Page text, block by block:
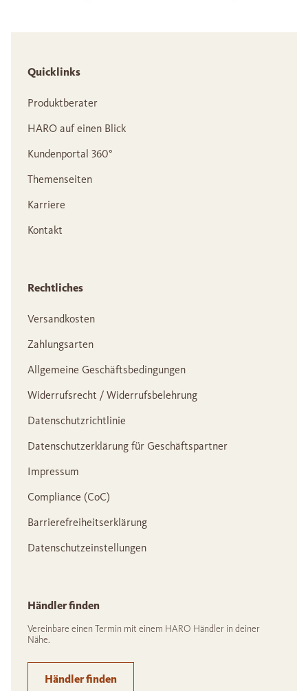
Quicklinks
Produktberater
HARO auf einen Blick
Kundenportal 360°
Themenseiten
Karriere
Kontakt
Rechtliches
Versandkosten
Zahlungsarten
Allgemeine Geschäftsbedingungen
Widerrufsrecht / Widerrufsbelehrung
Datenschutzrichtlinie
Datenschutzerklärung für Geschäftspartner
Impressum
Compliance (CoC)
Barrierefreiheitserklärung
Datenschutzeinstellungen
Händler finden
Vereinbare einen Termin mit einem HARO Händler in deiner
Nähe.
Händler finden